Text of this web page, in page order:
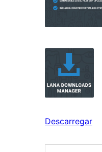
Descarregar